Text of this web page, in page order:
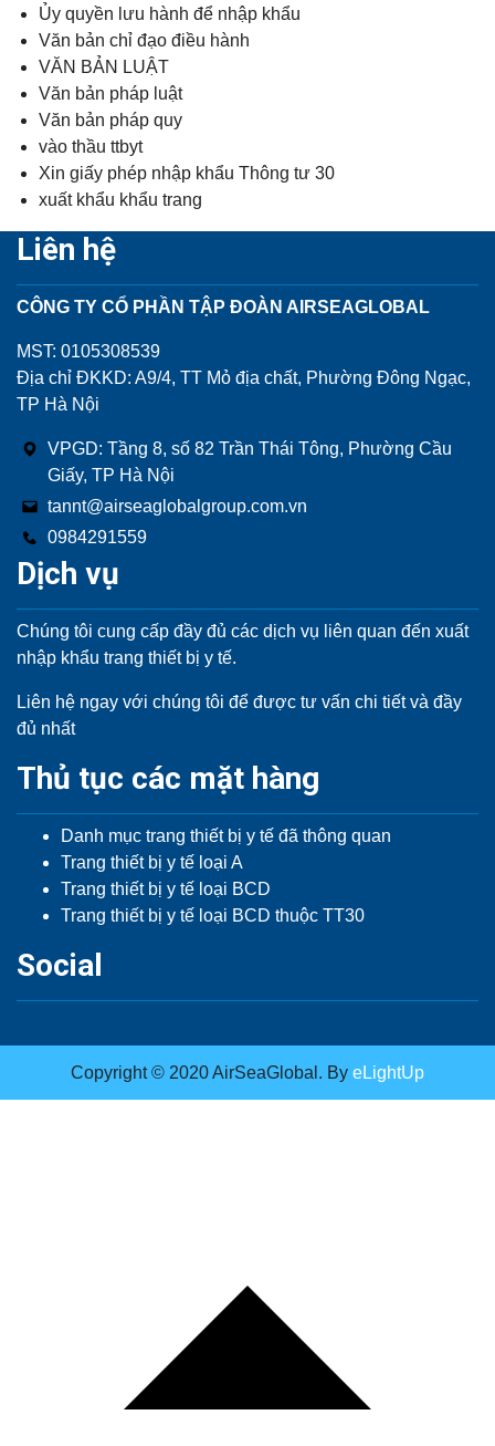
Ủy quyền lưu hành để nhập khẩu
Văn bản chỉ đạo điều hành
VĂN BẢN LUẬT
Văn bản pháp luật
Văn bản pháp quy
vào thầu ttbyt
Xin giấy phép nhập khẩu Thông tư 30
xuất khẩu khẩu trang
Liên hệ
CÔNG TY CỔ PHẦN TẬP ĐOÀN AIRSEAGLOBAL
MST: 0105308539
Địa chỉ ĐKKD: A9/4, TT Mỏ địa chất, Phường Đông Ngạc,
TP Hà Nội
VPGD: Tầng 8, số 82 Trần Thái Tông, Phường Cầu
Giấy, TP Hà Nội
tannt@airseaglobalgroup.com.vn
0984291559
Dịch vụ
Chúng tôi cung cấp đầy đủ các dịch vụ liên quan đến xuất
nhập khẩu trang thiết bị y tế.
Liên hệ ngay với chúng tôi để được tư vấn chi tiết và đầy
đủ nhất
Thủ tục các mặt hàng
Danh mục trang thiết bị y tế đã thông quan
Trang thiết bị y tế loại A
Trang thiết bị y tế loại BCD
Trang thiết bị y tế loại BCD thuộc TT30
Social
Copyright © 2020 AirSeaGlobal. By eLightUp